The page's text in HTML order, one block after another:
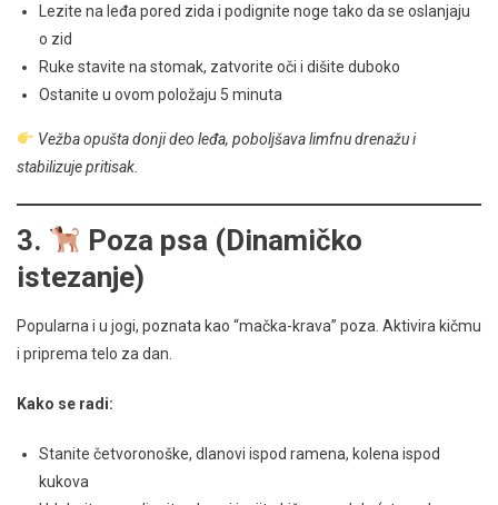
Lezite na leđa pored zida i podignite noge tako da se oslanjaju
o zid
Ruke stavite na stomak, zatvorite oči i dišite duboko
Ostanite u ovom položaju 5 minuta
Vežba opušta donji deo leđa, poboljšava limfnu drenažu i
stabilizuje pritisak.
3.
Poza psa (Dinamičko
istezanje)
Popularna i u jogi, poznata kao “mačka-krava” poza. Aktivira kičmu
i priprema telo za dan.
Kako se radi:
Stanite četvoronoške, dlanovi ispod ramena, kolena ispod
kukova